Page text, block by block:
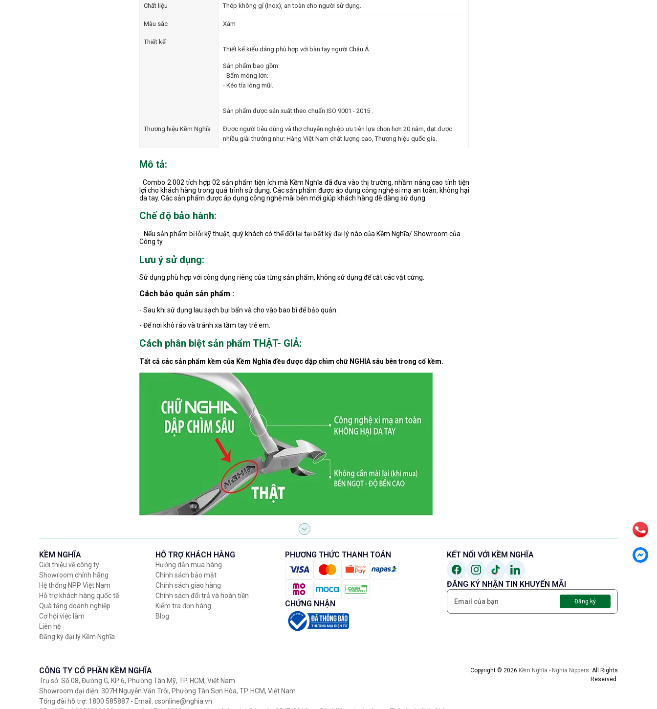
Chất liệu Thép không gỉ (Inox), an toàn cho người sử dụng.
Màu sắc Xám
Thiết kế
Thiết kế kiểu dáng phù hợp với bàn tay người Châu Á.
Sản phẩm bao gồm:
- Bấm móng lớn;
- Kéo tỉa lông mũi.
Sản phẩm được sản xuất theo chuẩn ISO 9001 - 2015 .
Thương hiệu Kềm Nghĩa
Được người tiêu dùng và thợ chuyên nghiệp ưu tiên lựa chọn hơn 20 năm, đạt được
nhiều giải thưởng như: Hàng Việt Nam chất lượng cao, Thương hiệu quốc gia.
Mô tả:
Combo 2.002 tích hợp 02 sản phẩm tiện ích mà Kềm Nghĩa đã đưa vào thị trường, nhầm nâng cao tính tiện
lợi cho khách hàng trong quá trình sử dụng. Các sản phẩm được áp dụng công nghệ si mạ an toàn, không hại
da tay. Các sản phẩm được áp dụng công nghệ mài bén mới giúp khách hàng dễ dàng sử dụng.
Chế độ bảo hành:
Nếu sản phẩm bị lỗi kỹ thuật, quý khách có thể đổi lại tại bất kỳ đại lý nào của Kềm Nghĩa/ Showroom của
Công ty.
Lưu ý sử dụng:
Sử dụng phù hợp với công dụng riêng của từng sản phẩm, không sử dụng để cắt các vật cứng.
Cách bảo quản sản phẩm :
- Sau khi sử dụng lau sạch bụi bẩn và cho vào bao bì để bảo quản.
- Để nơi khô ráo và tránh xa tầm tay trẻ em.
Cách phân biệt sản phẩm THẬT- GIẢ:
Tất cả các sản phẩm kềm của Kềm Nghĩa đều được dập chìm chữ NGHIA sâu bên trong cổ kềm.
KỀM NGHĨA
Giới thiệu về công ty
Showroom chính hãng
Hệ thống NPP Việt Nam
Hỗ trợ khách hàng quốc tế
Quà tặng doanh nghiệp
Cơ hội việc làm
Liên hệ
Đăng ký đại lý Kềm Nghĩa
HỖ TRỢ KHÁCH HÀNG
Hướng dẫn mua hàng
Chính sách bảo mật
Chính sách giao hàng
Chính sách đổi trả và hoàn tiền
Kiểm tra đơn hàng
Blog
PHƯƠNG THỨC THANH TOÁN
CHỨNG NHẬN
KẾT NỐI VỚI KỀM NGHĨA
ĐĂNG KÝ NHẬN TIN KHUYẾN MÃI
Đăng ký
CÔNG TY CỔ PHẦN KỀM NGHĨA
Trụ sở: Số 08, Đường G, KP 6, Phường Tân Mỹ, TP. HCM, Việt Nam
Showroom đại diện: 307H Nguyễn Văn Trỗi, Phường Tân Sơn Hòa, TP. HCM, Việt Nam
Tổng đài hỗ trợ: 1800 585887 - Email: csonline@nghia.vn
Copyright © 2026 Kềm Nghĩa - Nghia Nippers. All Rights
Reserved.